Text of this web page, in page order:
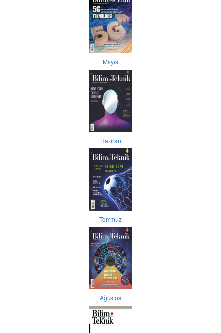
Mayıs
Haziran
Temmuz
Ağustos